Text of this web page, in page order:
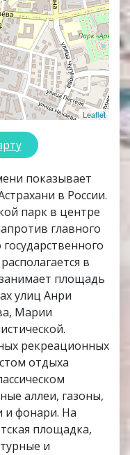
Leaflet
показывает
в России.
парк в центре
главного
в
площадь
улиц Анри
Марии
рекреационных
отдыха
аллеи, газоны,
и фонари. На
площадка,
и